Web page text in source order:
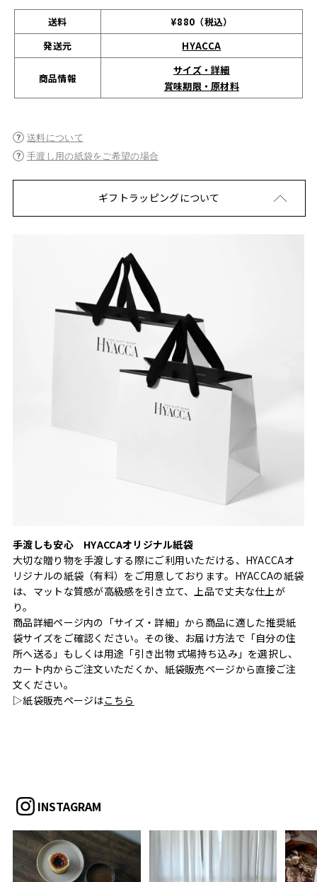
送料
¥880（税込）
発送元
HYACCA
商品情報
サイズ・詳細
賞味期限・原材料
送料について
手渡し用の紙袋をご希望の場合
ギフトラッピングについて
手渡しも安心 HYACCAオリジナル紙袋
大切な贈り物を手渡しする際にご利用いただける、HYACCAオ
リジナルの紙袋（有料）をご用意しております。HYACCAの紙袋
は、マットな質感が高級感を引き立て、上品で丈夫な仕上が
り。
商品詳細ページ内の「サイズ・詳細」から商品に適した推奨紙
袋サイズをご確認ください。その後、お届け方法で「自分の住
所へ送る」もしくは用途「引き出物 式場持ち込み」を選択し、
カート内からご注文いただくか、紙袋販売ページから直接ご注
文ください。
▷紙袋販売ページはこちら
INSTAGRAM